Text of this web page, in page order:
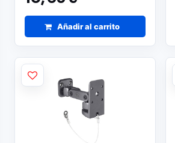
Añadir al carrito